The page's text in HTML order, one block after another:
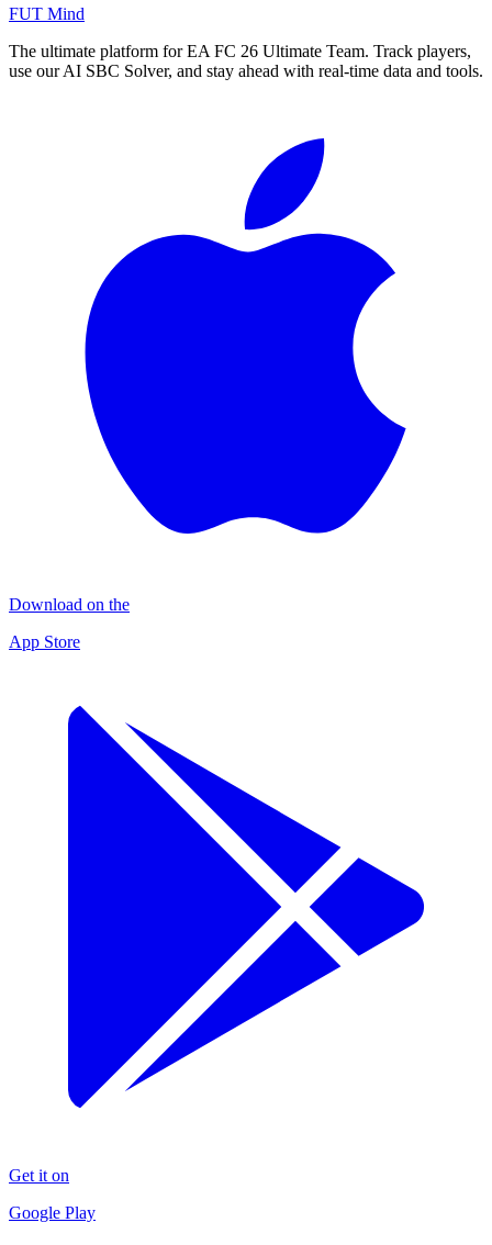
FUT Mind
The ultimate platform for EA FC 26 Ultimate Team. Track players,
use our AI SBC Solver, and stay ahead with real-time data and tools.
Download on the
App Store
Get it on
Google Play